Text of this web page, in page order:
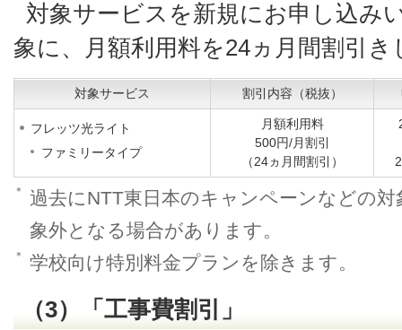
対象サービスを新規にお申し込み
象に、月額利用料を24ヵ月間割引き
対象サービス 割引内容（税抜）
フレッツ光ライト
ファミリータイプ
月額利用料
500円/月割引
（24ヵ月間割引）
＊
過去にNTT東日本のキャンペーンなどの
象外となる場合があります。
＊ 学校向け特別料金プランを除きます。
（3）「工事費割引」